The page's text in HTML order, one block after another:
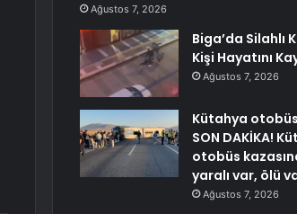
Ağustos 7, 2026
Biga’da Silahlı
Kişi Hayatını
Ağustos 7, 2026
Kütahya
SON DAKİKA!
otobüs
yaralı var, ölü
Ağustos 7, 2026